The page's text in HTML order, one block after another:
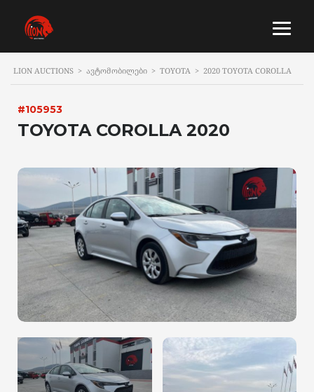
LION AUCTIONS > ᲐᲕᲢᲝᲛᲝᲑᲘᲚᲔᲑᲘ > TOYOTA > 2020 TOYOTA COROLLA
#105953
TOYOTA COROLLA 2020